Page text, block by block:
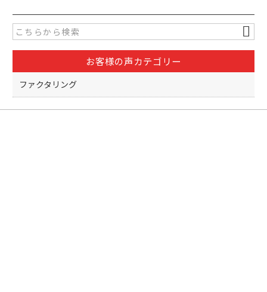
e
b
o
o
k
er
お客様の声カテゴリー
ファクタリング